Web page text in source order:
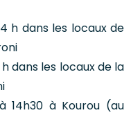
h dans les locaux de
dans les locaux de la
14h30 à Kourou (au